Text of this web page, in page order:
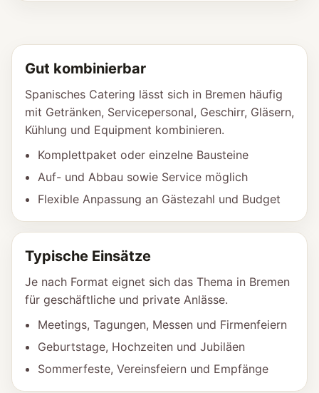
Gut kombinierbar
Spanisches Catering lässt sich in Bremen häufig
mit Getränken, Servicepersonal, Geschirr, Gläsern,
Kühlung und Equipment kombinieren.
Komplettpaket oder einzelne Bausteine
Auf- und Abbau sowie Service möglich
Flexible Anpassung an Gästezahl und Budget
Typische Einsätze
Je nach Format eignet sich das Thema in Bremen
für geschäftliche und private Anlässe.
Meetings, Tagungen, Messen und Firmenfeiern
Geburtstage, Hochzeiten und Jubiläen
Sommerfeste, Vereinsfeiern und Empfänge